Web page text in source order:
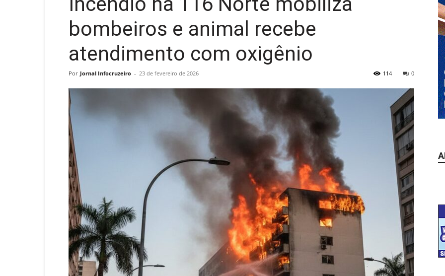
bombeiros e animal recebe
atendimento com oxigênio
Por Jornal Infocruzeiro - 23 de fevereiro de 2026 0
114